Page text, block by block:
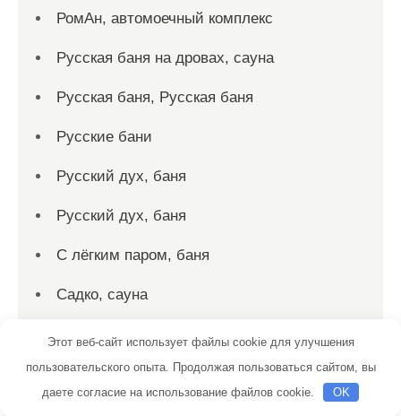
РомАн, автомоечный комплекс
Русская баня на дровах, сауна
Русская баня, Русская баня
Русские бани
Русский дух, баня
Русский дух, баня
С лёгким паром, баня
Садко, сауна
Салтыковские бани
Сауна, Сауна
Этот веб-сайт использует файлы cookie для улучшения
пользовательского опыта. Продолжая пользоваться сайтом, вы
даете согласие на использование файлов cookie.
OK